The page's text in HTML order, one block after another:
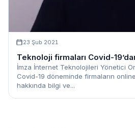
23 Şub 2021
Teknoloji firmaları Covid-
İmza İnternet Teknolojileri Yönetici
Covid-19 döneminde firmaların
hakkında bilgi ve...